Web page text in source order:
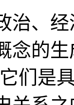
治、
念的
们是